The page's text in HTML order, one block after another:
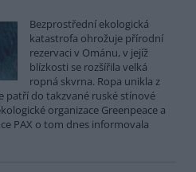
Bezprostřední ekologická
katastrofa ohrožuje přírodní
rezervaci v Ománu, v jejíž
blízkosti se rozšířila velká
ropná skvrna. Ropa unikla z
patří do takzvané ruské stínové
organizace Greenpeace a
PAX o tom dnes informovala